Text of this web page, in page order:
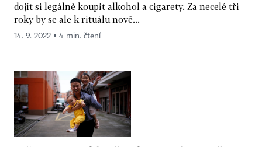
dojít si legálně koupit alkohol a cigarety. Za necelé tři
roky by se ale k rituálu nově...
14. 9. 2022 ▪ 4 min. čtení